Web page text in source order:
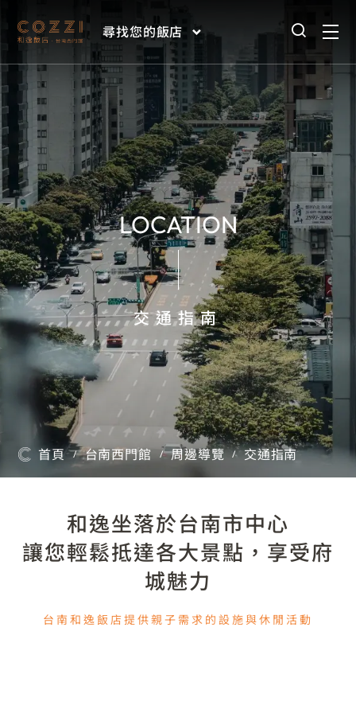
尋找您的飯店
LOCATION
交通指南
首頁 / 台南西門館 / 周邊導覽 / 交通指南
和逸坐落於台南市中心
讓您輕鬆抵達各大景點，享受府
城魅力
台南和逸飯店提供親子需求的設施與休閒活動